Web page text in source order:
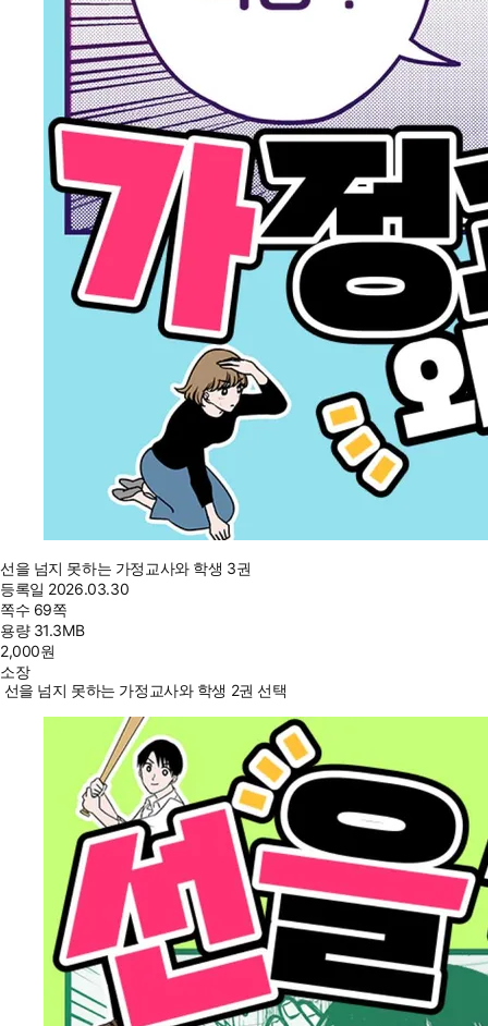
선을 넘지 못하는 가정교사와 학생 3권
등록일 2026.03.30
쪽수 69쪽
용량 31.3MB
2,000원
소장
선을 넘지 못하는 가정교사와 학생 2권 선택